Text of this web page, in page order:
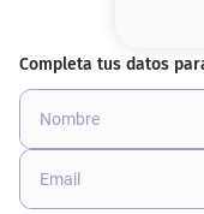
9. cher
10. nyx